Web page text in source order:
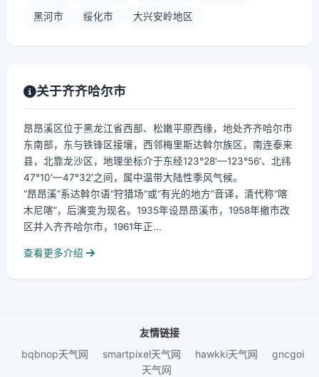
黑河市 绥化市 大兴安岭地区
关于齐齐哈尔市
昂昂溪区位于黑龙江省西部、松嫩平原西缘，地处齐齐哈尔市
东南部，东与铁锋区接壤，西邻梅里斯达斡尔族区，南连泰来
县，北靠龙沙区，地理坐标介于东经123°28′—123°56′、北纬
47°10′—47°32′之间，属中温带大陆性季风气候。
“昂昂溪”系达斡尔语“狩猎场”或“有光的地方”音译，清代称“喀
木尼喀”，后演变为现名。1935年设昂昂溪市，1958年撤市改
区并入齐齐哈尔市，1961年正...
查看更多介绍
友情链接
bqbnop天气网
smartpixel天气网 hawkki天气网
gncgoi
天气网